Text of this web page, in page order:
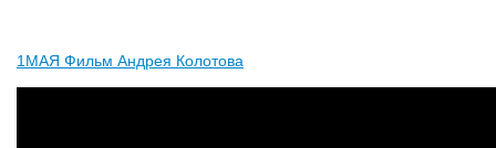
1МАЯ Фильм Андрея Колотова